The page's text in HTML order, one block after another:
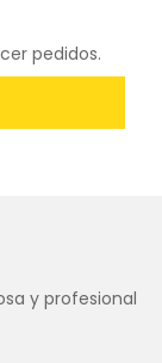
pedidos.
y profesional